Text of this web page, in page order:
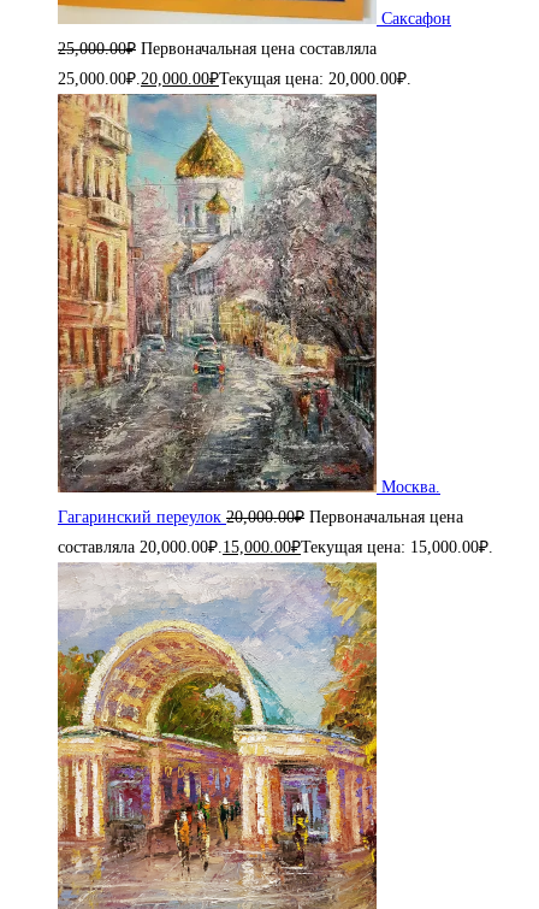
Саксафон
25,000.00₽ Первоначальная цена составляла
25,000.00₽.20,000.00₽Текущая цена: 20,000.00₽.
Москва.
Гагаринский переулок 20,000.00₽ Первоначальная цена
составляла 20,000.00₽.15,000.00₽Текущая цена: 15,000.00₽.